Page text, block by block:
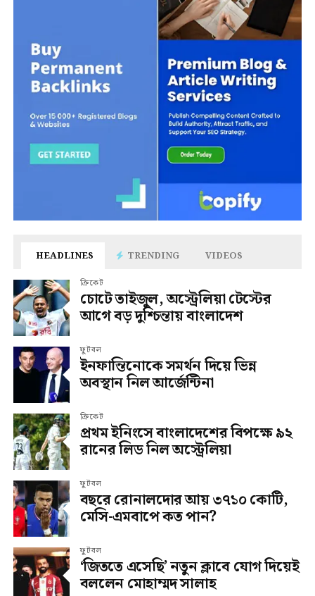
HEADLINES TRENDING VIDEOS
ক্রিকেট
চোটে তাইজুল, অস্ট্রেলিয়া টেস্টের
আগে বড় দুশ্চিন্তায় বাংলাদেশ
ফুটবল
ইনফান্তিনোকে সমর্থন দিয়ে ভিন্ন
অবস্থান নিল আর্জেন্টিনা
ক্রিকেট
প্রথম ইনিংসে বাংলাদেশের বিপক্ষে ৯২
রানের লিড নিল অস্ট্রেলিয়া
ফুটবল
বছরে রোনালদোর আয় ৩৭১০ কোটি,
মেসি-এমবাপে কত পান?
ফুটবল
‘জিততে এসেছি’ নতুন ক্লাবে যোগ দিয়েই
বললেন মোহাম্মদ সালাহ